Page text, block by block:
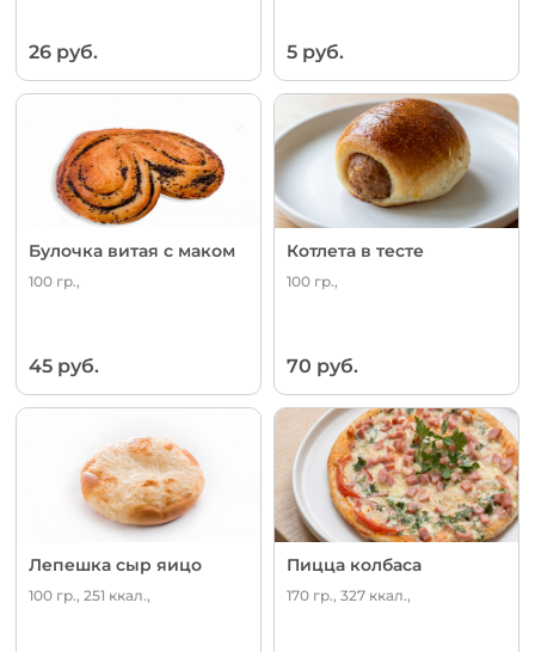
26 руб. 5 руб.
Булочка витая с маком
100 гр.,
45 руб.
Котлета в тесте
100 гр.,
70 руб.
Лепешка сыр яицо
100 гр., 251 ккал.,
Пицца колбаса
170 гр., 327 ккал.,